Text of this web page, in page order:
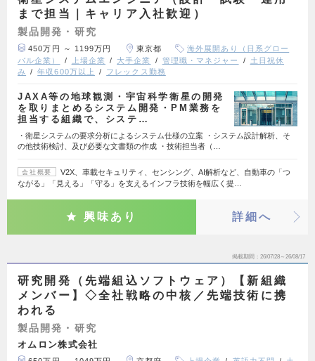
まで担当｜キャリア入社歓迎）
製品開発・研究
450万円 ～ 1199万円 東京都
海外展開あり（日系グロー
バル企業）
上場企業 大手企業 管理職・マネジャー
土日祝休
み
年収600万以上 フレックス勤務
JAXA等の地球観測・宇宙科学衛星の開発
を取りまとめるシステム開発・PM業務を
担当する組織で、システ…
・衛星システムの要求分析によるシステム仕様の立案 ・システム設計解析、そ
の他技術検討、及び必要な文書類の作成 ・技術担当者（…
会社概要
V2X、車載セキュリティ、センシング、AI解析など、自動車の「つ
ながる」「見える」「守る」を支えるインフラ技術を幅広く提…
興味あり 詳細へ
掲載期間 26/07/28～26/08/17
研究開発（先端組込ソフトウェア）【新組織
メンバー】◇全社戦略の中核／先端技術に携
われる
製品開発・研究
オムロン株式会社